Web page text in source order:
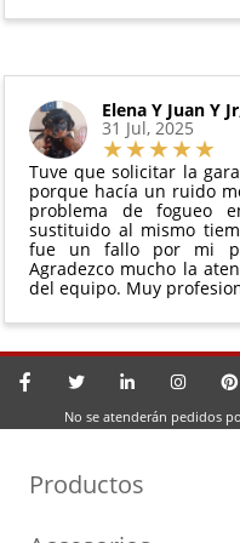
Elena Y Juan Y Jr
31 Jul, 2025
Tuve que solicitar la
porque hacía un ruido
problema de fogueo
sustituido al mismo
fue un fallo por mi
Agradezco mucho la
del equipo. Muy
No se atenderán pedidos
Productos